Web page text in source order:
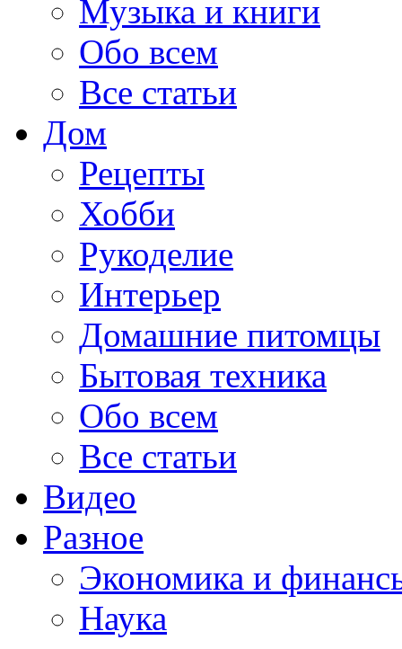
Музыка и книги
Обо всем
Все статьи
Дом
Рецепты
Хобби
Рукоделие
Интерьер
Домашние питомцы
Бытовая техника
Обо всем
Все статьи
Видео
Разное
Экономика и
Наука